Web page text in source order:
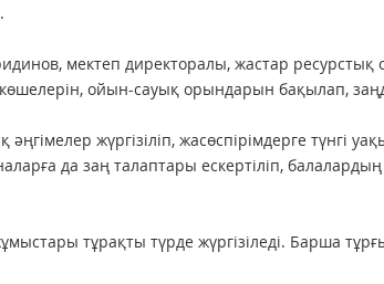
мектеп директоралы, жастар
ойын-сауық орындарын бақылап,
жүргізіліп, жасөспірімдерге түнгі
да заң талаптары ескертіліп, балалардың
тұрақты түрде жүргізіледі. Барша